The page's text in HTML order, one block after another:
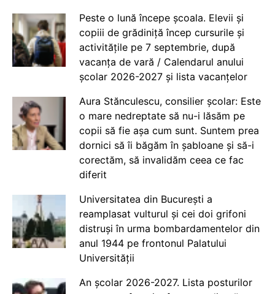
Peste o lună începe școala. Elevii și
copiii de grădiniță încep cursurile și
activitățile pe 7 septembrie, după
vacanța de vară / Calendarul anului
școlar 2026-2027 și lista vacanțelor
Aura Stănculescu, consilier școlar: Este
o mare nedreptate să nu-i lăsăm pe
copii să fie așa cum sunt. Suntem prea
dornici să îi băgăm în șabloane și să-i
corectăm, să invalidăm ceea ce fac
diferit
Universitatea din București a
reamplasat vulturul și cei doi grifoni
distruși în urma bombardamentelor din
anul 1944 pe frontonul Palatului
Universității
An școlar 2026-2027. Lista posturilor